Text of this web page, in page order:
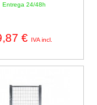
Entrega 24/48h
€ IVA incl.
placa base
gris